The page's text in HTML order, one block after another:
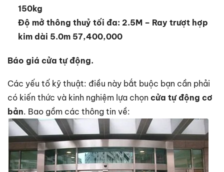
150kg
Độ mở thông thuỷ tối đa: 2.5M – Ray trượt hợp
kim dài 5.0m 57,400,000
Báo giá cửa tự động.
Các yếu tố kỹ thuật: điều này bắt buộc bạn cần phải
có kiến thức và kinh nghiệm lựa chọn cửa tự động cơ
bản. Bao gồm các thông tin về: